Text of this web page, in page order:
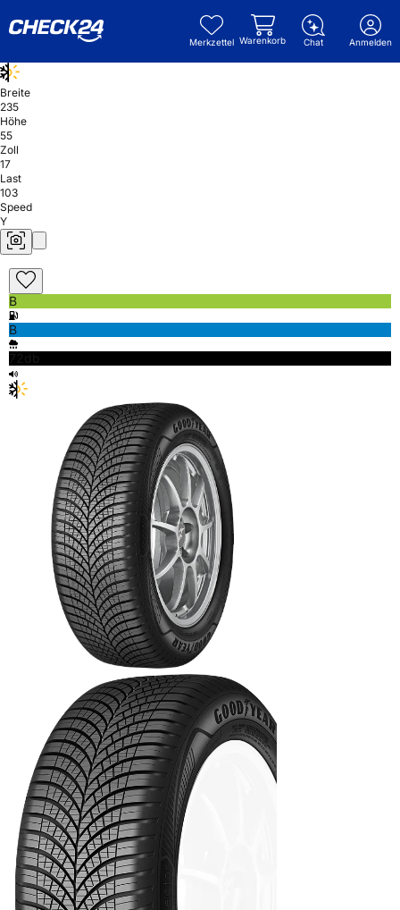
Merkzettel Warenkorb Chat Anmelden
Breite
235
Höhe
55
Zoll
17
Last
103
Speed
Y
B
B
72db